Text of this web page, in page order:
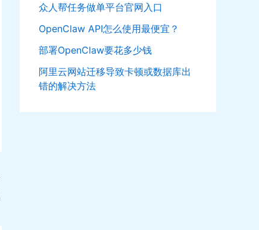
众人帮任务做单平台官网入口
OpenClaw API怎么使用最便宜？
部署OpenClaw要花多少钱
阿里云网站迁移导致卡顿或数据库出
错的解决方法